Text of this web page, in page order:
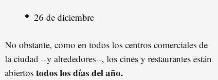
26 de diciembre
No obstante, como en todos los centros comerciales de
la ciudad --y alrededores--, los cines y restaurantes están
abiertos todos los días del año.